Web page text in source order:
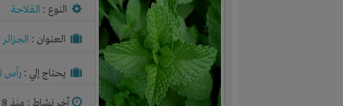
النوع : الفلاحة
العنوان : الجزائر
يحتاج إلي : رأس
آخر نشاط : منذ 8 اشهر